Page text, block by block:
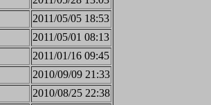
2011/05/05 18:53
2011/05/01 08:13
2011/01/16 09:45
2010/09/09 21:33
2010/08/25 22:38